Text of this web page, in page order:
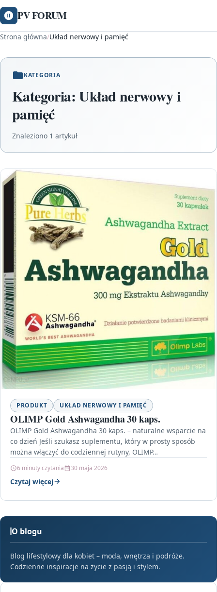
PV FORUM
Strona główna/Układ nerwowy i pamięć
KATEGORIA
Kategoria:Układ nerwowy i
pamięć
Znaleziono 1 artykuł
PRODUKT UKŁAD NERWOWY I PAMIĘĆ
OLIMP Gold Ashwagandha 30 kaps.
OLIMP Gold Ashwagandha 30 kaps. – naturalne wsparcie na
co dzień Jeśli szukasz suplementu, który w prosty sposób
można włączyć do codziennej rutyny, OLIMP…
6 minuty czytania 30 maja 2026
Czytaj więcej
O blogu
Blog lifestylowy dla kobiet – moda, wnętrza i podróże.
Codzienne inspiracje na życie z pasją i stylem.